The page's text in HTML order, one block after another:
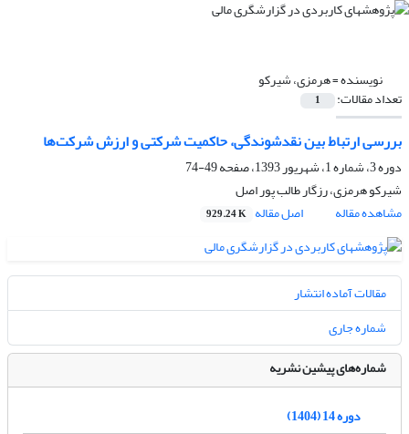
نویسنده =هرمزی، شیرکو
تعداد مقالات: 1
بررسی ارتباط بین نقدشوندگی، حاکمیت شرکتی و ارزش شرکت‌ها
دوره 3، شماره 1، شهریور 1393، صفحه
49-74
شیرکو هرمزی، رزگار طالب پور اصل
مشاهده مقاله
اصل مقاله 929.24 K
مقالات آماده انتشار
شماره جاری
شماره‌های پیشین نشریه
دوره 14 (1404)